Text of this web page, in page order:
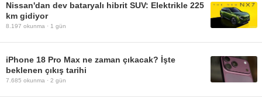
Nissan'dan dev bataryalı hibrit SUV: Elektrikle 225
km gidiyor
8.197 okunma · 1 gün
iPhone 18 Pro Max ne zaman çıkacak? İşte
beklenen çıkış tarihi
7.685 okunma · 2 gün